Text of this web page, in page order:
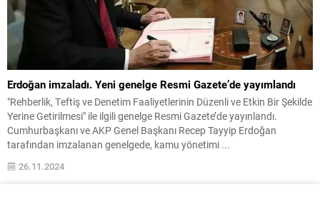
Erdoğan imzaladı. Yeni genelge Resmi Gazete’de yayımlandı
"Rehberlik, Teftiş ve Denetim Faaliyetlerinin Düzenli ve Etkin Bir Şekilde
Yerine Getirilmesi" ile ilgili genelge Resmi Gazete’de yayınlandı.
Cumhurbaşkanı ve AKP Genel Başkanı Recep Tayyip Erdoğan
tarafından imzalanan genelgede, kamu yönetimi ...
26.11.2024